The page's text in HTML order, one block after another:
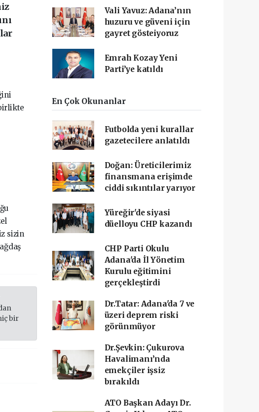
sizin
bir
Vali Yavuz: Adana’nın
huzuru ve güveni için
gayret gösteiyoruz
Emrah Kozay Yeni
Parti’ye katıldı
En Çok Okunanlar
Futbolda yeni kurallar
gazetecilere anlatıldı
Doğan: Üreticilerimiz
finansmana erişimde
ciddi sıkıntılar yarıyor
Yüreğir'de siyasi
düelloyu CHP kazandı
CHP Parti Okulu
Adana'da İl Yönetim
Kurulu eğitimini
gerçekleştirdi
Dr.Tatar: Adana'da 7 ve
üzeri deprem riski
görünmüyor
Dr.Şevkin: Çukurova
Havalimanı’nda
emekçiler işsiz
bırakıldı
ATO Başkan Adayı Dr.